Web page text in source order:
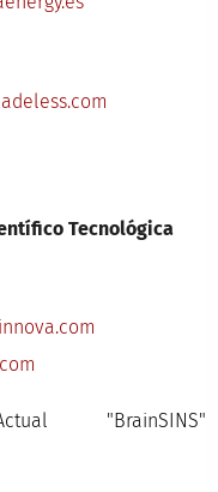
Tecnológica
"BrainSINS"